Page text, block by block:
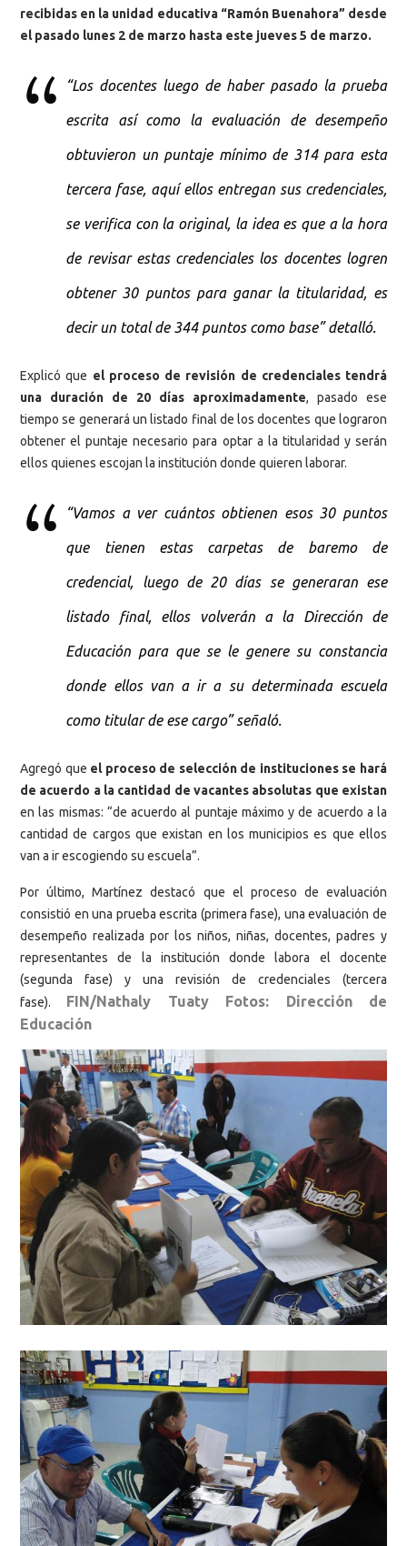
recibidas en la unidad educativa “Ramón Buenahora” desde
el pasado lunes 2 de marzo hasta este jueves 5 de marzo.
“Los docentes luego de haber pasado la prueba
escrita así como la evaluación de desempeño
obtuvieron un puntaje mínimo de 314 para esta
tercera fase, aquí ellos entregan sus credenciales,
se verifica con la original, la idea es que a la hora
de revisar estas credenciales los docentes logren
obtener 30 puntos para ganar la titularidad, es
decir un total de 344 puntos como base” detalló.
Explicó que el proceso de revisión de credenciales tendrá
una duración de 20 días aproximadamente, pasado ese
tiempo se generará un listado final de los docentes que lograron
obtener el puntaje necesario para optar a la titularidad y serán
ellos quienes escojan la institución donde quieren laborar.
“Vamos a ver cuántos obtienen esos 30 puntos
que tienen estas carpetas de baremo de
credencial, luego de 20 días se generaran ese
listado final, ellos volverán a la Dirección de
Educación para que se le genere su constancia
donde ellos van a ir a su determinada escuela
como titular de ese cargo” señaló.
Agregó que el proceso de selección de instituciones se hará
de acuerdo a la cantidad de vacantes absolutas que existan
en las mismas: “de acuerdo al puntaje máximo y de acuerdo a la
cantidad de cargos que existan en los municipios es que ellos
van a ir escogiendo su escuela”.
Por último, Martínez destacó que el proceso de evaluación
consistió en una prueba escrita (primera fase), una evaluación de
desempeño realizada por los niños, niñas, docentes, padres y
representantes de la institución donde labora el docente
(segunda fase) y una revisión de credenciales (tercera
fase). FIN/Nathaly Tuaty Fotos: Dirección de
Educación